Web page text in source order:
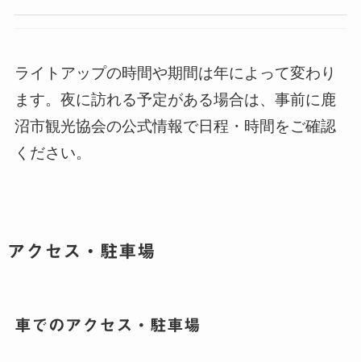
ライトアップの時間や期間は年によって変わり
ます。夜に訪れる予定がある場合は、事前に鹿
沼市観光協会の公式情報で日程・時間をご確認
ください。
アクセス・駐車場
車でのアクセス・駐車場